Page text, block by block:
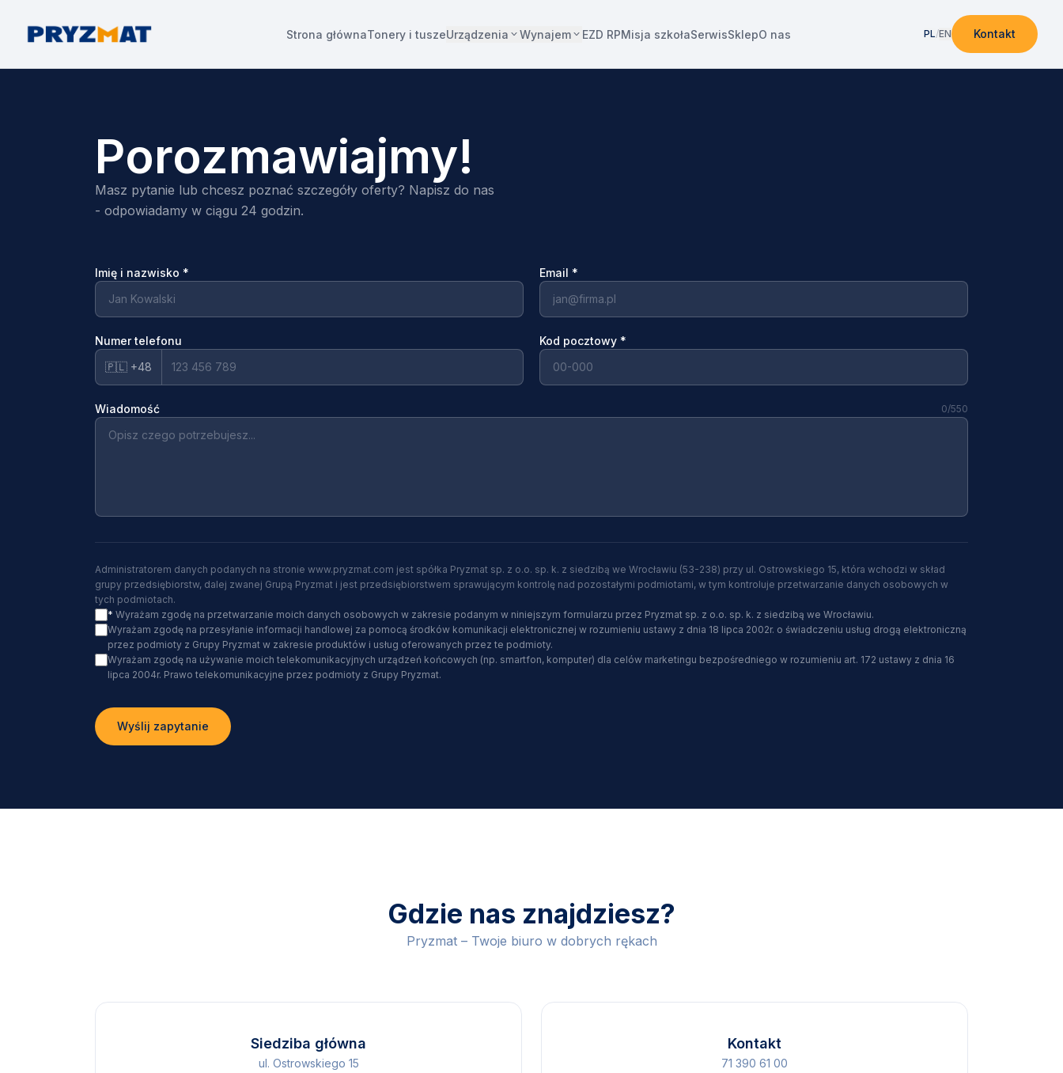
Strona głównaTonery i tuszeUrządzenia Wynajem EZD RPMisja szkołaSerwisSklepO nas PL/EN Kontakt
Porozmawiajmy!
Masz pytanie lub chcesz poznać szczegóły oferty? Napisz do nas
- odpowiadamy w ciągu 24 godzin.
Imię i nazwisko * Email *
Numer telefonu
🇵🇱 +48
Kod pocztowy *
Wiadomość 0/550
Administratorem danych podanych na stronie www.pryzmat.com jest spółka Pryzmat sp. z o.o. sp. k. z siedzibą we Wrocławiu (53-238) przy ul. Ostrowskiego 15, która wchodzi w skład
grupy przedsiębiorstw, dalej zwanej Grupą Pryzmat i jest przedsiębiorstwem sprawującym kontrolę nad pozostałymi podmiotami, w tym kontroluje przetwarzanie danych osobowych w
tych podmiotach.
* Wyrażam zgodę na przetwarzanie moich danych osobowych w zakresie podanym w niniejszym formularzu przez Pryzmat sp. z o.o. sp. k. z siedzibą we Wrocławiu.
Wyrażam zgodę na przesyłanie informacji handlowej za pomocą środków komunikacji elektronicznej w rozumieniu ustawy z dnia 18 lipca 2002r. o świadczeniu usług drogą elektroniczną
przez podmioty z Grupy Pryzmat w zakresie produktów i usług oferowanych przez te podmioty.
Wyrażam zgodę na używanie moich telekomunikacyjnych urządzeń końcowych (np. smartfon, komputer) dla celów marketingu bezpośredniego w rozumieniu art. 172 ustawy z dnia 16
lipca 2004r. Prawo telekomunikacyjne przez podmioty z Grupy Pryzmat.
Wyślij zapytanie
Gdzie nas znajdziesz?
Pryzmat – Twoje biuro w dobrych rękach
Siedziba główna
ul. Ostrowskiego 15
Kontakt
71 390 61 00